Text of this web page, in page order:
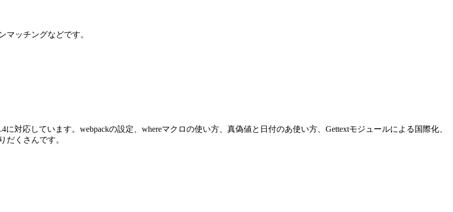
マッチングなどです。
対応しています。webpackの設定、whereマクロの使い方、真偽値と日付のあ使い方、Gettextモジュールによる国際化、
だくさんです。